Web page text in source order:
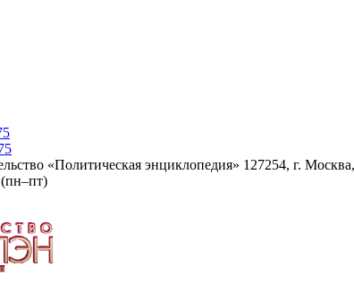
«Политическая энциклопедия» 127254, г.